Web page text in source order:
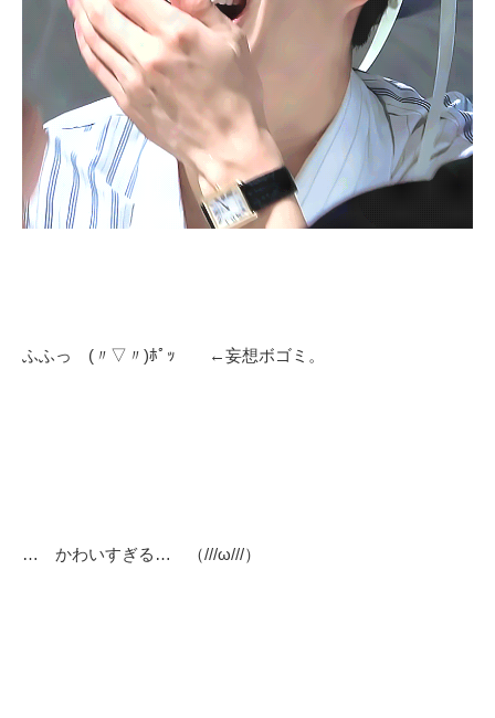
ふふっ (〃▽〃)ﾎﾟｯ ←妄想ボゴミ。
… かわいすぎる… （///ω///）